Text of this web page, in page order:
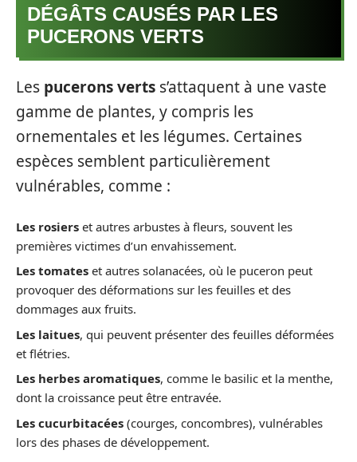
DÉGÂTS CAUSÉS PAR LES
PUCERONS VERTS
Les pucerons verts s’attaquent à une vaste
gamme de plantes, y compris les
ornementales et les légumes. Certaines
espèces semblent particulièrement
vulnérables, comme :
Les rosiers et autres arbustes à fleurs, souvent les
premières victimes d’un envahissement.
Les tomates et autres solanacées, où le puceron peut
provoquer des déformations sur les feuilles et des
dommages aux fruits.
Les laitues, qui peuvent présenter des feuilles déformées
et flétries.
Les herbes aromatiques, comme le basilic et la menthe,
dont la croissance peut être entravée.
Les cucurbitacées (courges, concombres), vulnérables
lors des phases de développement.